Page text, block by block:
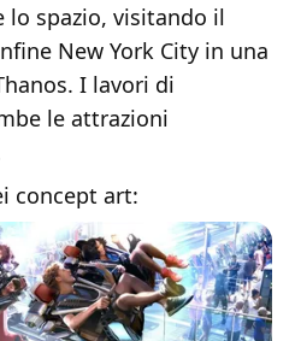
spazio, visitando il
New York City in una
I lavori di
le attrazioni
concept art: